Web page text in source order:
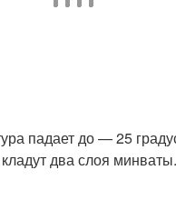
падает до — 25
два слоя минваты.